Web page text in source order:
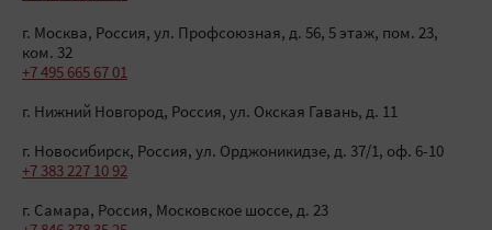
г. Москва, Россия, ул. Профсоюзная, д. 56, 5 этаж, пом. 23,
ком. 32
+7 495 665 67 01
г. Нижний Новгород, Россия, ул. Окская Гавань, д. 11
г. Новосибирск, Россия, ул. Орджоникидзе, д. 37/1, оф. 6-10
+7 383 227 10 92
г. Самара, Россия, Московское шоссе, д. 23